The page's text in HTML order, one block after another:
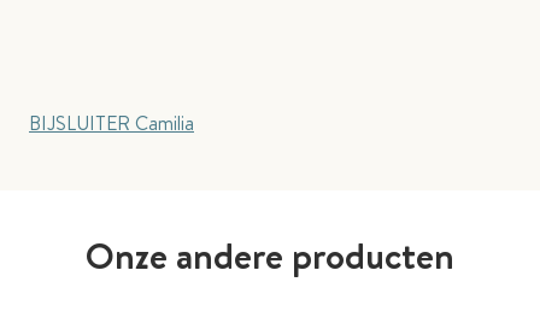
BIJSLUITER Camilia
Onze andere producten